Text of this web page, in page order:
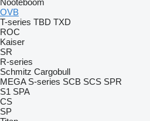
Nooteboom
OVB
T-series TBD TXD
ROC
Kaiser
SR
R-series
Schmitz Cargobull
MEGA S-series SCB SCS SPR
S1 SPA
CS
SP